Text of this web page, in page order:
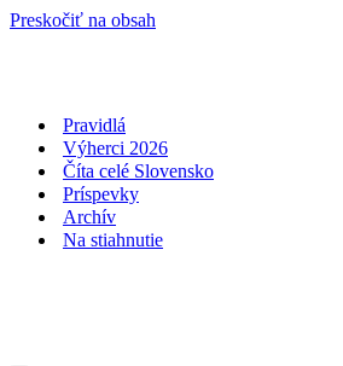
Preskočiť na obsah
Pravidlá
Výherci 2026
Číta celé Slovensko
Príspevky
Archív
Na stiahnutie